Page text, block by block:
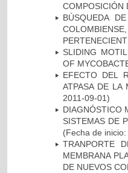
COMPOSICIÓN
BÚSQUEDA
SLIDING
OF
EFECTO DEL
ATPASA DE LA
2011-09-01)
DIAGNÓSTICO
SISTEMAS DE
(Fecha de
TRANPORTE
MEMBRANA
DE NUEVOS